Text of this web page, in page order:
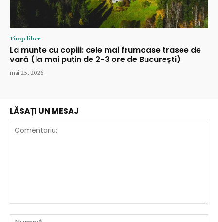
Timp liber
La munte cu copiii: cele mai frumoase trasee de
vară (la mai puțin de 2-3 ore de București)
mai 25, 2026
LĂSAȚI UN MESAJ